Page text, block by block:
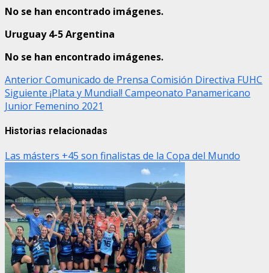
No se han encontrado imágenes.
Uruguay 4-5 Argentina
No se han encontrado imágenes.
Post
navigation
AnteriorComunicado de Prensa Comisión Directiva FUHC
Siguiente ¡Plata y Mundial! Campeonato Panamericano
Junior Femenino 2021
Historias relacionadas
Las másters +45 son finalistas de la Copa del Mundo